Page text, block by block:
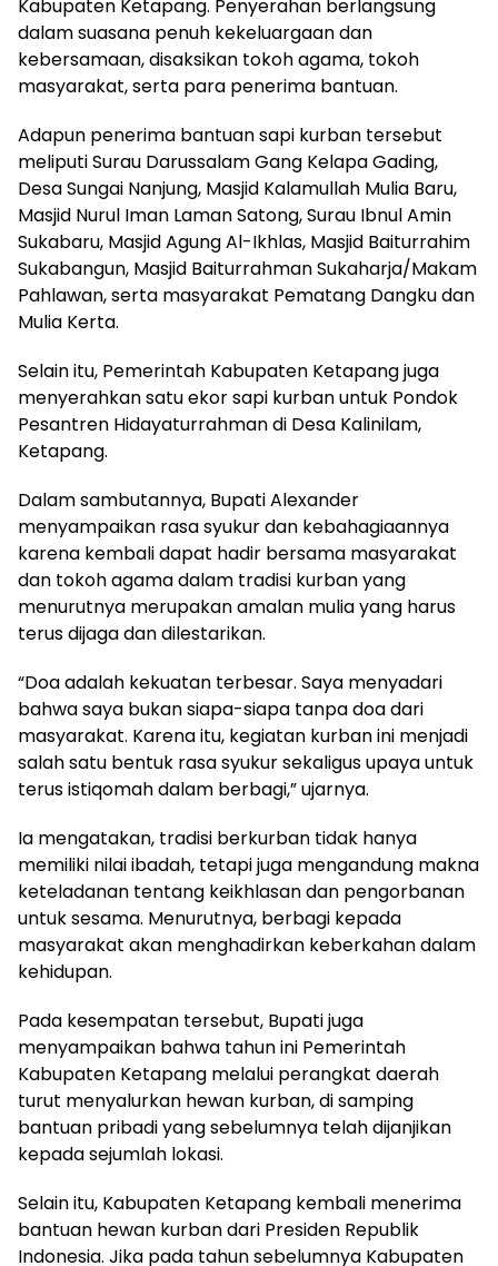
Kabupaten Ketapang. Penyerahan berlangsung
dalam suasana penuh kekeluargaan dan
kebersamaan, disaksikan tokoh agama, tokoh
masyarakat, serta para penerima bantuan.
Adapun penerima bantuan sapi kurban tersebut
meliputi Surau Darussalam Gang Kelapa Gading,
Desa Sungai Nanjung, Masjid Kalamullah Mulia Baru,
Masjid Nurul Iman Laman Satong, Surau Ibnul Amin
Sukabaru, Masjid Agung Al-Ikhlas, Masjid Baiturrahim
Sukabangun, Masjid Baiturrahman Sukaharja/Makam
Pahlawan, serta masyarakat Pematang Dangku dan
Mulia Kerta.
Selain itu, Pemerintah Kabupaten Ketapang juga
menyerahkan satu ekor sapi kurban untuk Pondok
Pesantren Hidayaturrahman di Desa Kalinilam,
Ketapang.
Dalam sambutannya, Bupati Alexander
menyampaikan rasa syukur dan kebahagiaannya
karena kembali dapat hadir bersama masyarakat
dan tokoh agama dalam tradisi kurban yang
menurutnya merupakan amalan mulia yang harus
terus dijaga dan dilestarikan.
“Doa adalah kekuatan terbesar. Saya menyadari
bahwa saya bukan siapa-siapa tanpa doa dari
masyarakat. Karena itu, kegiatan kurban ini menjadi
salah satu bentuk rasa syukur sekaligus upaya untuk
terus istiqomah dalam berbagi,” ujarnya.
Ia mengatakan, tradisi berkurban tidak hanya
memiliki nilai ibadah, tetapi juga mengandung makna
keteladanan tentang keikhlasan dan pengorbanan
untuk sesama. Menurutnya, berbagi kepada
masyarakat akan menghadirkan keberkahan dalam
kehidupan.
Pada kesempatan tersebut, Bupati juga
menyampaikan bahwa tahun ini Pemerintah
Kabupaten Ketapang melalui perangkat daerah
turut menyalurkan hewan kurban, di samping
bantuan pribadi yang sebelumnya telah dijanjikan
kepada sejumlah lokasi.
Selain itu, Kabupaten Ketapang kembali menerima
bantuan hewan kurban dari Presiden Republik
Indonesia. Jika pada tahun sebelumnya Kabupaten